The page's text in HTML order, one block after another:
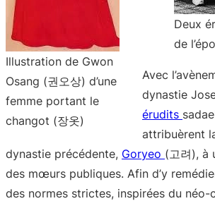
Deux
de
Illustration de Gwon
Osang (권오상) d’une
femme portant le
changot (장옷)
Avec
dynastie
érudits
attribuèrent
dynastie précédente, Goryeo (고려), à
des mœurs publiques. Afin d’y
des normes strictes, inspirées du néo-